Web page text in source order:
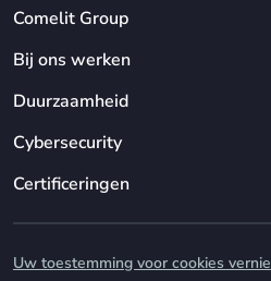
Comelit Group
Bij ons werken
Duurzaamheid
Cybersecurity
Certificeringen
Uw toestemming voor cookies